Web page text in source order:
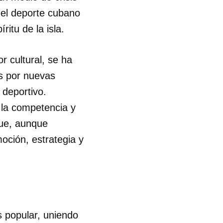
deporte cubano
de la isla.
cultural, se ha
por nuevas
competencia y
aunque
estrategia y
popular, uniendo